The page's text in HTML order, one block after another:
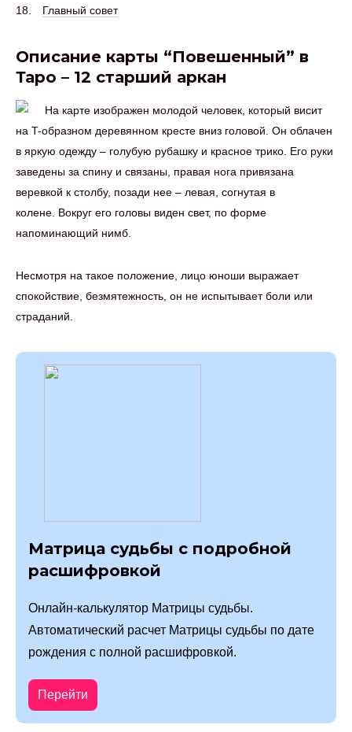
Главный совет
Описание карты “Повешенный” в
Таро – 12 старший аркан
На карте изображен молодой человек, который висит
на T-образном деревянном кресте вниз головой. Он облачен
в яркую одежду – голубую рубашку и красное трико. Его руки
заведены за спину и связаны, правая нога привязана
веревкой к столбу, позади нее – левая, согнутая в
колене. Вокруг его головы виден свет, по форме
напоминающий нимб.
Несмотря на такое положение, лицо юноши выражает
спокойствие, безмятежность, он не испытывает боли или
страданий.
Матрица судьбы с подробной
расшифровкой
Онлайн-калькулятор Матрицы судьбы.
Автоматический расчет Матрицы судьбы по дате
рождения с полной расшифровкой.
Перейти